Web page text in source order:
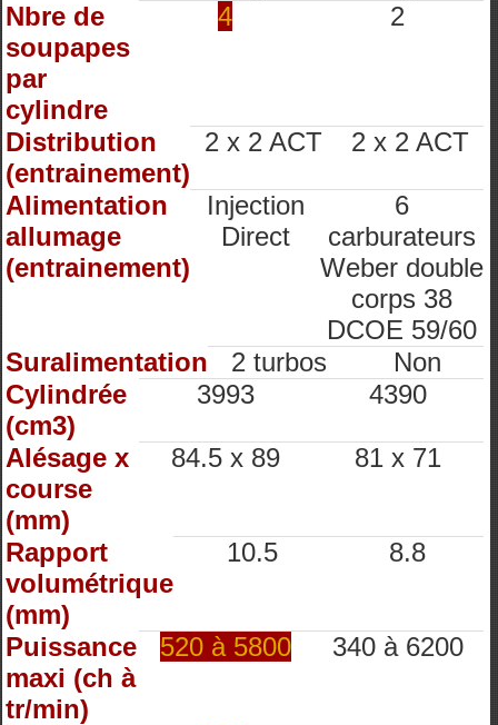
Nbre de
soupapes
par
cylindre
4 2
Distribution
(entrainement)
2 x 2 ACT 2 x 2 ACT
Alimentation
allumage
(entrainement)
Injection
Direct
6
carburateurs
Weber double
corps 38
DCOE 59/60
Suralimentation
2 turbos
Non
Cylindrée
(cm3)
3993 4390
Alésage x
course
(mm)
84.5 x 89 81 x 71
Rapport
volumétrique
(mm)
10.5 8.8
Puissance
maxi (ch à
tr/min)
520 à 5800 340 à 6200